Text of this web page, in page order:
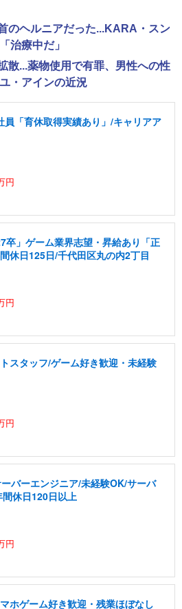
のヘルニアだった...KARA・スン
治療中だ」
散...薬物使用で有罪、男性への性
・アインの近況
「育休取得実績あり」/キャリアア
円
卒」ゲーム業界志望・昇給あり「正
休日125日/千代田区丸の内2丁目
円
スタッフ/ゲーム好き歓迎・未経験
円
ーバーエンジニア/未経験OK/サーバ
休日120日以上
円
ホゲーム好き歓迎・残業ほぼなし